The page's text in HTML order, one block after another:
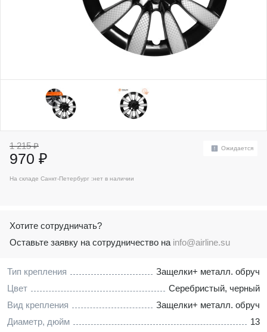
Тип крепления
Защелки+ металл. обруч
Цвет
Серебристый, черный
Вид крепления
Защелки+ металл. обруч
Диаметр, дюйм
13
1 215 ₽
970 ₽
Ожидается
На складе Санкт-Петербург :нет в наличии
Хотите сотрудничать?
Оставьте заявку на сотрудничество на info@airline.su